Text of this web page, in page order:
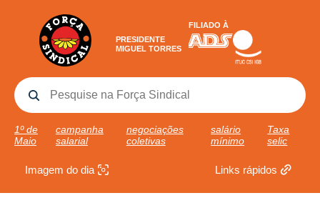
PRESIDENTE
MIGUEL TORRES
FILIADO À
1º de
Maio
campanha
salarial
negociações
coletivas
salário
mínimo
Taxa
selic
Imagem do dia Links rápidos